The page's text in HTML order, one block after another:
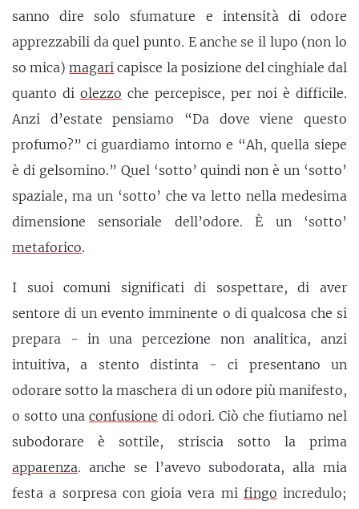
sanno dire solo sfumature e intensità di odore
apprezzabili da quel punto. E anche se il lupo (non lo
so mica)magari capisce la posizione del cinghiale dal
quanto di olezzo che percepisce, per noi è difficile.
Anzi d’estate pensiamo “Da dove viene questo
profumo?” ci guardiamo intorno e “Ah, quella siepe
è di gelsomino.” Quel ‘sotto’ quindi non è un ‘sotto’
spaziale, ma un ‘sotto’ che va letto nella medesima
dimensione sensoriale dell’odore. È un ‘sotto’
metaforico.
I suoi comuni significati di sospettare, di aver
sentore di un evento imminente o di qualcosa che si
prepara - in una percezione non analitica, anzi
intuitiva, a stento distinta - ci presentano un
odorare sotto la maschera di un odore più manifesto,
o sotto una confusione di odori. Ciò che fiutiamo nel
subodorare è sottile, striscia sotto la prima
apparenza. anche se l’avevo subodorata, alla mia
festa a sorpresa con gioia vera mi fingo incredulo;